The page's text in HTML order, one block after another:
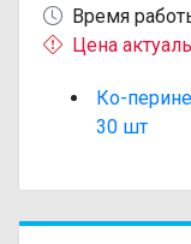
Время
Цена
Ко-
30 шт